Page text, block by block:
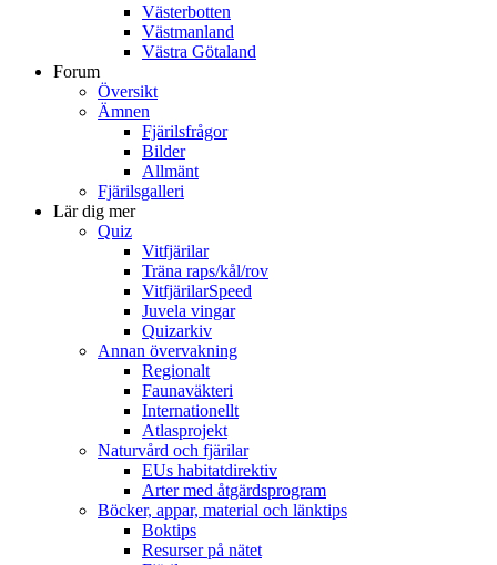
Västerbotten
Västmanland
Västra Götaland
Forum
Översikt
Ämnen
Fjärilsfrågor
Bilder
Allmänt
Fjärilsgalleri
Lär dig mer
Quiz
Vitfjärilar
Träna raps/kål/rov
VitfjärilarSpeed
Juvela vingar
Quizarkiv
Annan övervakning
Regionalt
Faunaväkteri
Internationellt
Atlasprojekt
Naturvård och fjärilar
EUs habitatdirektiv
Arter med åtgärdsprogram
Böcker, appar, material och länktips
Boktips
Resurser på nätet